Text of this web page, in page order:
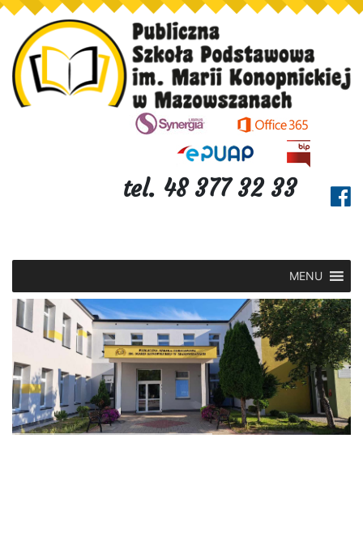
tel. 48 377 32 33
MENU